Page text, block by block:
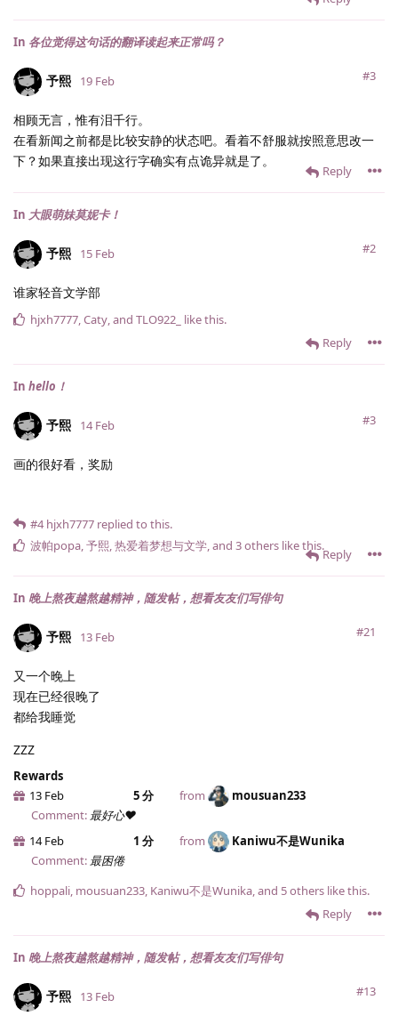
In 各位觉得这句话的翻译读起来正常吗？
予熙 #3
19 Feb
相顾无言，惟有泪千行。
在看新闻之前都是比较安静的状态吧。看着不舒服就按照意思改一
下？如果直接出现这行字确实有点诡异就是了。
Reply
In 大眼萌妹莫妮卡！
予熙 #2
15 Feb
谁家轻音文学部
Reply
hjxh7777,Caty, and TLO922_ like this.
In hello！
予熙 #3
14 Feb
画的很好看，奖励
Reply
#4 hjxh7777 replied to this.
波帕popa,予熙,热爱着梦想与文学, and 3others like this.
In 晚上熬夜越熬越精神，随发帖，想看友友们写俳句
予熙 #21
13 Feb
又一个晚上
现在已经很晚了
都给我睡觉
ZZZ
Rewards
13 Feb
5 分 from
mousuan233
Comment:最好心❤️
14 Feb
1 分 from
Kaniwu不是Wunika
Comment:最困倦
Reply
hoppali, mousuan233, Kaniwu不是Wunika, and 5others like this.
In 晚上熬夜越熬越精神，随发帖，想看友友们写俳句
予熙 #13
13 Feb